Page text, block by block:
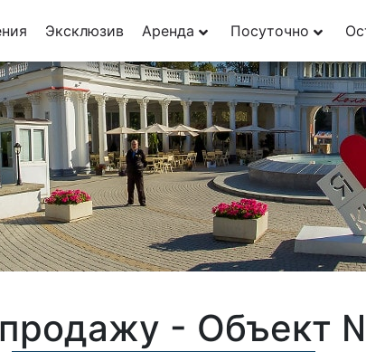
Эксклюзив Аренда Посуточно
- Объект